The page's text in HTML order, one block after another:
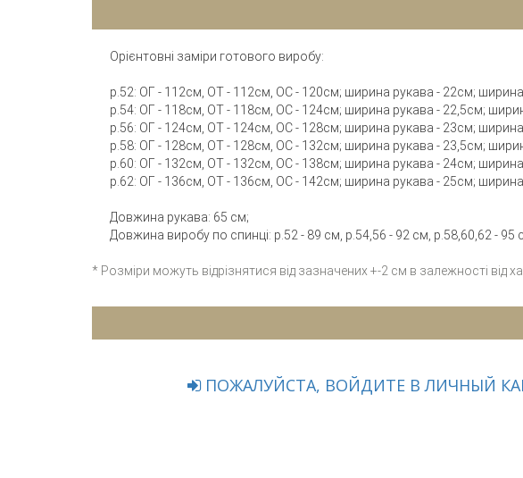
Орієнтовні заміри готового виробу:
р.52: ОГ - 112см, ОТ - 112см, ОС - 120см; ширина рукава - 22см;
р.54: ОГ - 118см, ОТ - 118см, ОС - 124см; ширина рукава - 22,5см;
р.56: ОГ - 124см, ОТ - 124см, ОС - 128см; ширина рукава - 23см;
р.58: ОГ - 128см, ОТ - 128см, ОС - 132см; ширина рукава - 23,5см;
р.60: ОГ - 132см, ОТ - 132см, ОС - 138см; ширина рукава - 24см;
р.62: ОГ - 136см, ОТ - 136см, ОС - 142см; ширина рукава - 25см;
Довжина рукава: 65 см;
Довжина виробу по спинці: р.52 - 89 см, р.54,56 - 92 см, р.58,60,62 - 95
* Розміри можуть відрізнятися від зазначених +-2 см в залежності від
ПОЖАЛУЙСТА, ВОЙДИТЕ В ЛИЧНЫЙ